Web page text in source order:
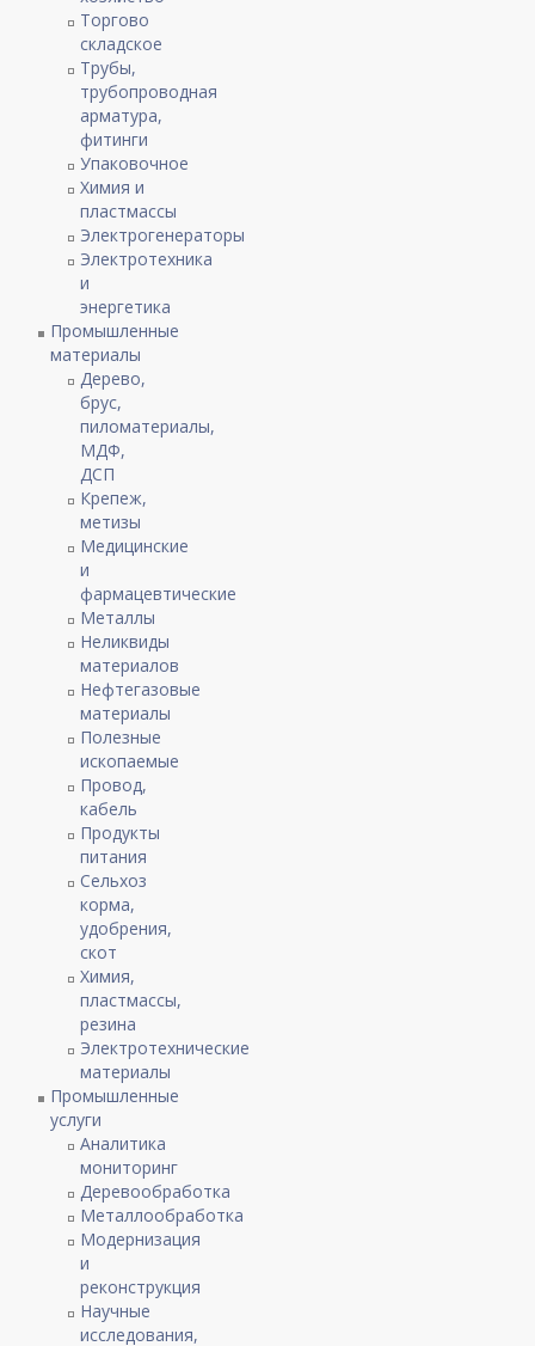
Торгово
складское
Трубы,
трубопроводная
арматура,
фитинги
Упаковочное
Химия и
пластмассы
Электрогенераторы
Электротехника
и
энергетика
Промышленные
материалы
Дерево,
брус,
пиломатериалы,
МДФ,
ДСП
Крепеж,
метизы
Медицинские
и
фармацевтические
Металлы
Неликвиды
материалов
Нефтегазовые
материалы
Полезные
ископаемые
Провод,
кабель
Продукты
питания
Сельхоз
корма,
удобрения,
скот
Химия,
пластмассы,
резина
Электротехнические
материалы
Промышленные
услуги
Аналитика
мониторинг
Деревообработка
Металлообработка
Модернизация
и
реконструкция
Научные
исследования,